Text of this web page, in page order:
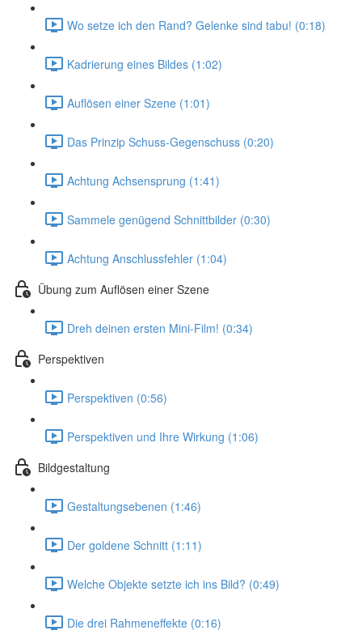
Wo setze ich den Rand? Gelenke sind tabu! (0:18)
Kadrierung eines Bildes (1:02)
Auflösen einer Szene (1:01)
Das Prinzip Schuss-Gegenschuss (0:20)
Achtung Achsensprung (1:41)
Sammele genügend Schnittbilder (0:30)
Achtung Anschlussfehler (1:04)
Übung zum Auflösen einer Szene
Dreh deinen ersten Mini-Film! (0:34)
Perspektiven
Perspektiven (0:56)
Perspektiven und Ihre Wirkung (1:06)
Bildgestaltung
Gestaltungsebenen (1:46)
Der goldene Schnitt (1:11)
Welche Objekte setzte ich ins Bild? (0:49)
Die drei Rahmeneffekte (0:16)